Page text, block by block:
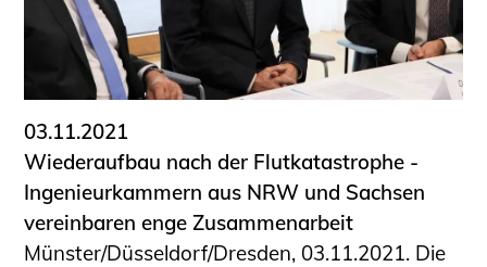
03.11.2021
Wiederaufbau nach der Flutkatastrophe -
Ingenieurkammern aus NRW und Sachsen
vereinbaren enge Zusammenarbeit
Münster/Düsseldorf/Dresden, 03.11.2021. Die